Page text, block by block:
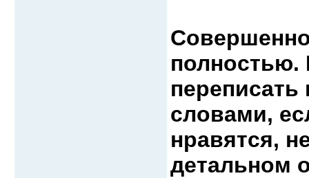
Совершенно
полностью.
словами,
нравятся,
детальном